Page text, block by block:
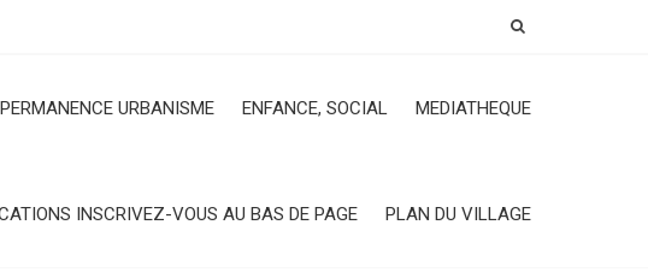
PERMANENCE URBANISME ENFANCE, SOCIAL MEDIATHEQUE
INSCRIVEZ-VOUS AU BAS DE PAGE PLAN DU VILLAGE